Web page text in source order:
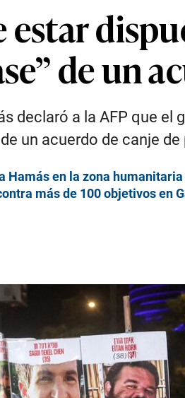
estar
de un
declaró a la AFP que
un acuerdo de canje de
Hamás en la zona
más de 100 objetivos en